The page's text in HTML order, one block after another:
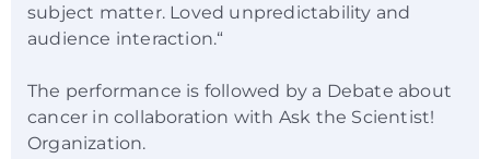
subject matter. Loved unpredictability and
audience interaction.“
The performance is followed by a Debate about
cancer in collaboration with Ask the Scientist!
Organization.